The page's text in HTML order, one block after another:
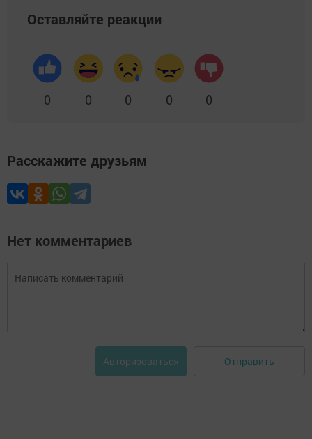
Оставляйте реакции
0 0 0 0 0
Расскажите друзьям
Нет комментариев
Авторизоваться Отправить